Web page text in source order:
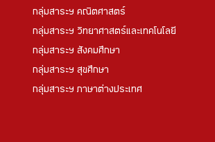
กลุ่มสาระฯ คณิตศาสตร์
กลุ่มสาระฯ วิทยาศาสตร์และเทคโนโลยี
กลุ่มสาระฯ สังคมศึกษา
กลุ่มสาระฯ สุขศึกษา
กลุ่มสาระฯ ภาษาต่างประเทศ